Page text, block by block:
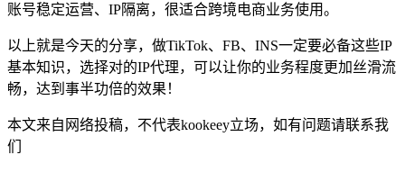
账号稳定运营、IP隔离，很适合跨境电商业务使用。
以上就是今天的分享，做TikTok、FB、INS一定要必备这些IP
基本知识，选择对的IP代理，可以让你的业务程度更加丝滑流
畅，达到事半功倍的效果！
本文来自网络投稿，不代表kookeey立场，如有问题请联系我
们